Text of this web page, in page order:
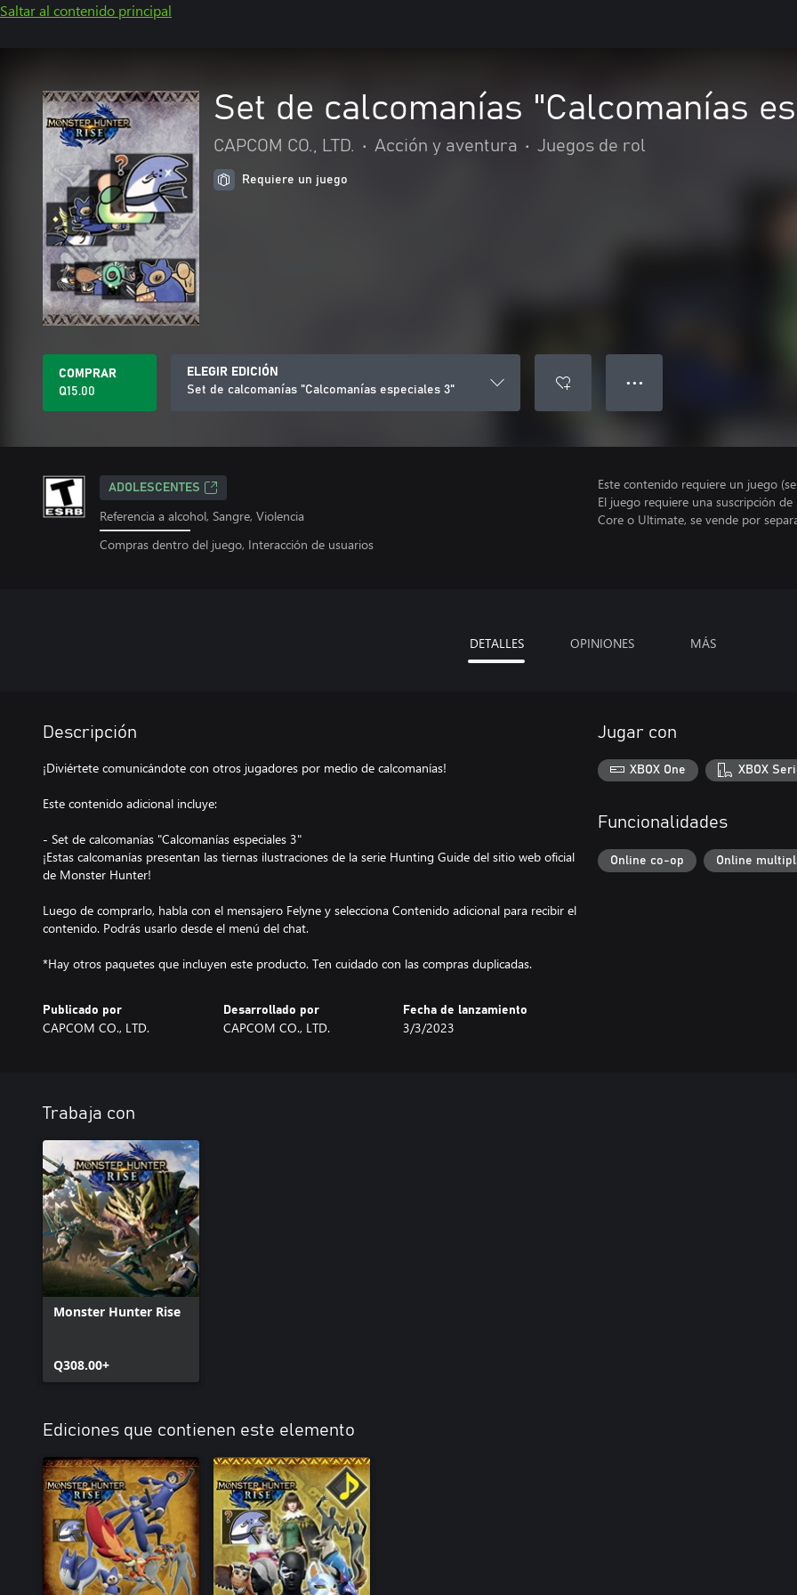
Saltar al contenido principal
Set de calcomanías "Calcomanías
CAPCOM CO., LTD. • Acción y aventura • Juegos de rol
Requiere un juego
COMPRAR
Q15.00
ELEGIR EDICIÓN
Set de calcomanías "Calcomanías especiales 3"
● ● ●
ADOLESCENTES
Referencia a alcohol, Sangre, Violencia
Compras dentro del juego, Interacción de usuarios
Este contenido requiere un juego
El juego requiere una suscripción
Core o Ultimate, se vende por
DETALLES OPINIONES MÁS
Descripción
¡Diviértete comunicándote con otros jugadores por medio de calcomanías!
Este contenido adicional incluye:
- Set de calcomanías "Calcomanías especiales 3"
¡Estas calcomanías presentan las tiernas ilustraciones de la serie Hunting Guide del sitio web oficial
de Monster Hunter!
Luego de comprarlo, habla con el mensajero Felyne y selecciona Contenido adicional para recibir el
contenido. Podrás usarlo desde el menú del chat.
*Hay otros paquetes que incluyen este producto. Ten cuidado con las compras duplicadas.
Publicado por
CAPCOM CO., LTD.
Desarrollado por
CAPCOM CO., LTD.
Fecha de lanzamiento
3/3/2023
Jugar con
XBOX One XBOX
Funcionalidades
Online co-op Online
Trabaja con
Monster Hunter Rise
Q308.00+
Ediciones que contienen este elemento